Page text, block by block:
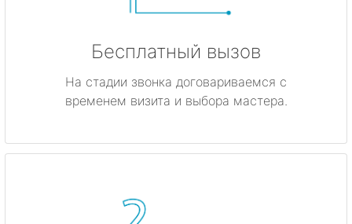
Бесплатный вызов
На стадии звонка договариваемся с
временем визита и выбора мастера.